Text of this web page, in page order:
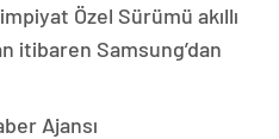
Özel Sürümü akıllı
itibaren Samsung’dan
Ajansı